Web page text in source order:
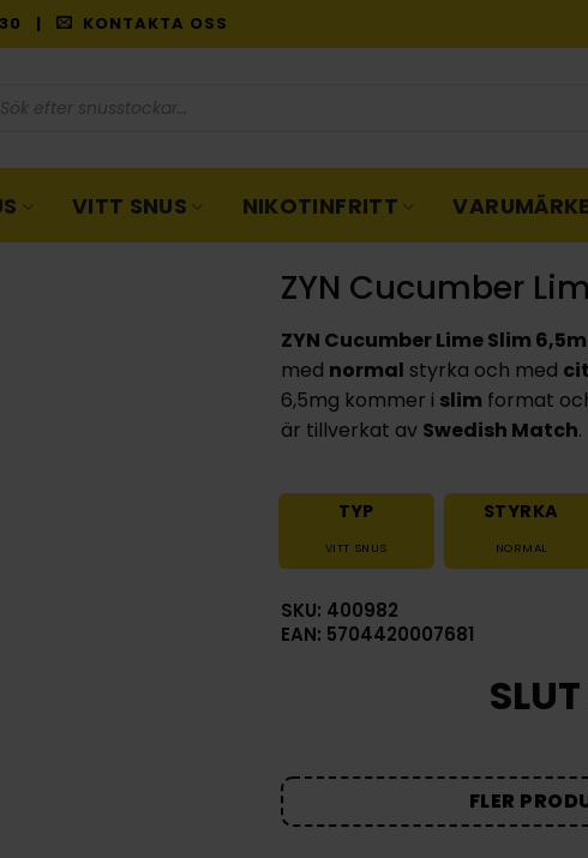
| KONTAKTA OSS
VITT SNUS NIKOTINFRITT
ZYN Cucumber
ZYN Cucumber Lime Slim
med normal styrka och med
6,5mg kommer i slim format
är tillverkat av Swedish Match.
TYP
VITT SNUS
STYRKA
NORMAL
SKU: 400982
EAN: 5704420007681
FLER